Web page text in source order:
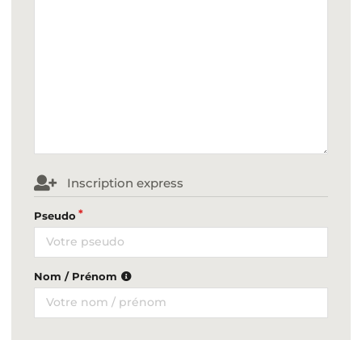
Inscription express
Pseudo
Nom / Prénom